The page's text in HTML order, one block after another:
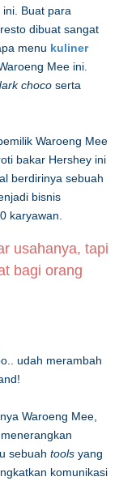
Buat para
dibuat sangat
menu kuliner
Mee ini.
choco serta
Waroeng Mee
bakar Hershey ini
berdirinya sebuah
bisnis
karyawan.
usahanya, tapi
bagi orang
udah merambah
Waroeng Mee,
sebuah tools yang
komunikasi